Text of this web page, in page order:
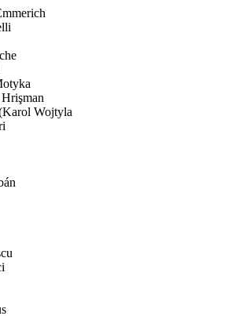
Wojtyla